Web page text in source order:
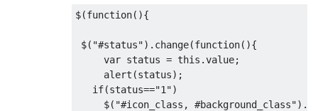
$(function(){
$( "#status"). change(function(){
var status = this .value;
     alert
(status);
if(status=="1")
     $
( "#icon_class, #background_class").